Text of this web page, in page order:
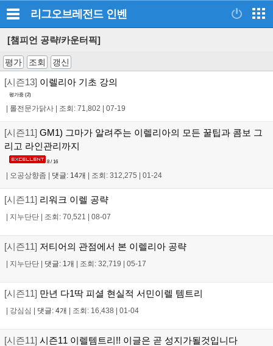
리그오브레전드 인벤
[챔피언 공략/카운터픽]
평가 조회 갱신
[시즌13] 이렐리아 기초 강의
평가중 (2)
롤전문가닭사 조회: 71,802 07-19
[시즌11] GM1) 그마가 알려주는 이렐리아의 모든 꿀팁과 콤보 그
리고 라인관리까지
8 / 16
| 오공상향좀 | 댓글: 14개 | 조회: 312,275 | 01-24
[시즌11] 리워크 이렐 공략
| 지누단단 | 조회: 70,521 | 08-07
[시즌11] 저티어의 관점에서 본 이렐리아 공략
| 지누단단 | 댓글: 1개 | 조회: 32,719 | 05-17
[시즌11] 만년 다1딱 피셜 현실적 서민이렐 템트리
| 강심심 | 댓글: 4개 | 조회: 16,438 | 01-04
[시즌11] 시즌11 이렐템트리!! 이글은 곧 성지가될것입니다